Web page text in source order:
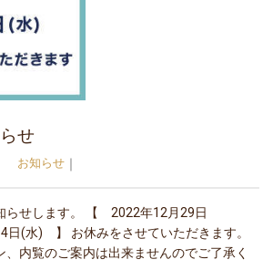
せ
お知らせ ｜
らせします。 【 2022年12月29日
(水) 】 お休みをさせていただきます。
内覧のご案内は出来ませんのでご了承く